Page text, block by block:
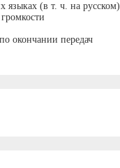
языках (в т. ч. на русском)
окончании передач